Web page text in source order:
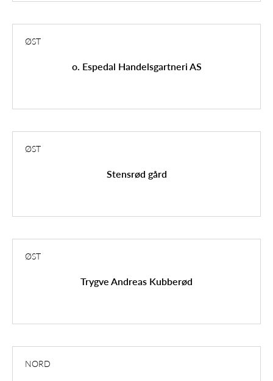
ØST
o. Espedal Handelsgartneri AS
ØST
Stensrød gård
ØST
Trygve Andreas Kubberød
NORD